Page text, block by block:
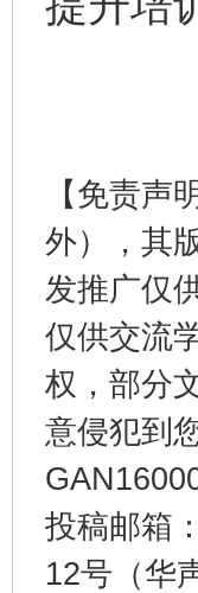
【免责
外），其
发推广仅
仅供交流
权，部分
意侵犯到
投稿邮箱
12号（华
完善运行机制
东山县通报“牛蛙